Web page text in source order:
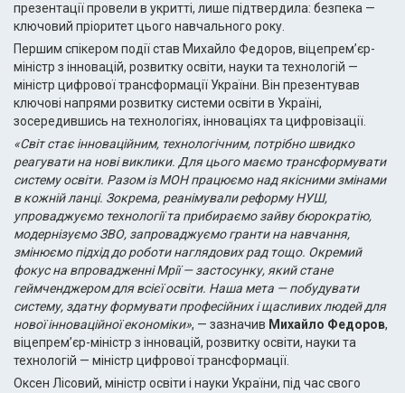
презентації провели в укритті, лише підтвердила: безпека —
ключовий пріоритет цього навчального року.
Першим спікером події став Михайло Федоров, віцепрем’єр-
міністр з інновацій, розвитку освіти, науки та технологій —
міністр цифрової трансформації України. Він презентував
ключові напрями розвитку системи освіти в Україні,
зосередившись на технологіях, інноваціях та цифровізації.
«Світ стає інноваційним, технологічним, потрібно швидко
реагувати на нові виклики. Для цього маємо трансформувати
систему освіти. Разом із МОН працюємо над якісними змінами
в кожній ланці. Зокрема, реанімували реформу НУШ,
упроваджуємо технології та прибираємо зайву бюрократію,
модернізуємо ЗВО, запроваджуємо гранти на навчання,
змінюємо підхід до роботи наглядових рад тощо. Окремий
фокус на впровадженні Мрії — застосунку, який стане
геймченджером для всієї освіти. Наша мета — побудувати
систему, здатну формувати професійних і щасливих людей для
нової інноваційної економіки», — зазначив Михайло Федоров,
віцепрем’єр-міністр з інновацій, розвитку освіти, науки та
технологій — міністр цифрової трансформації.
Оксен Лісовий, міністр освіти і науки України, під час свого